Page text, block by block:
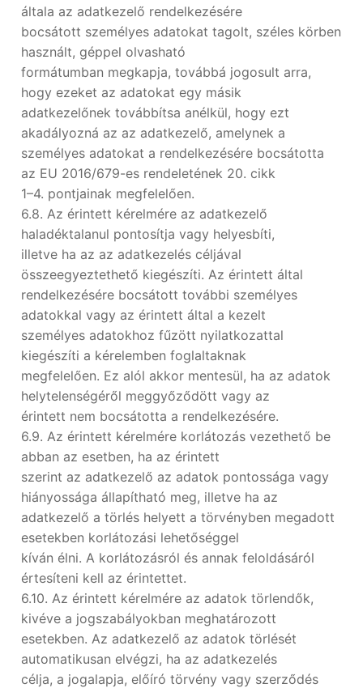
általa az adatkezelő rendelkezésére
bocsátott személyes adatokat tagolt, széles körben
használt, géppel olvasható
formátumban megkapja, továbbá jogosult arra,
hogy ezeket az adatokat egy másik
adatkezelőnek továbbítsa anélkül, hogy ezt
akadályozná az az adatkezelő, amelynek a
személyes adatokat a rendelkezésére bocsátotta
az EU 2016/679-es rendeletének 20. cikk
1–4. pontjainak megfelelően.
6.8. Az érintett kérelmére az adatkezelő
haladéktalanul pontosítja vagy helyesbíti,
illetve ha az az adatkezelés céljával
összeegyeztethető kiegészíti. Az érintett által
rendelkezésére bocsátott további személyes
adatokkal vagy az érintett által a kezelt
személyes adatokhoz fűzött nyilatkozattal
kiegészíti a kérelemben foglaltaknak
megfelelően. Ez alól akkor mentesül, ha az adatok
helytelenségéről meggyőződött vagy az
érintett nem bocsátotta a rendelkezésére.
6.9. Az érintett kérelmére korlátozás vezethető be
abban az esetben, ha az érintett
szerint az adatkezelő az adatok pontossága vagy
hiányossága állapítható meg, illetve ha az
adatkezelő a törlés helyett a törvényben megadott
esetekben korlátozási lehetőséggel
kíván élni. A korlátozásról és annak feloldásáról
értesíteni kell az érintettet.
6.10. Az érintett kérelmére az adatok törlendők,
kivéve a jogszabályokban meghatározott
esetekben. Az adatkezelő az adatok törlését
automatikusan elvégzi, ha az adatkezelés
célja, a jogalapja, előíró törvény vagy szerződés